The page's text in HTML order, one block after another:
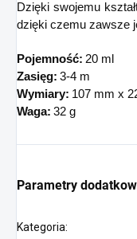
Dzięki swojemu
dzięki czemu zawsze
Pojemność: 20 ml
Zasięg: 3-4 m
Wymiary: 107 mm x
Waga: 32 g
Parametry
Kategoria: